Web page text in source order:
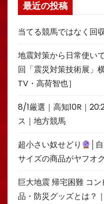
最近の投稿
当てる競馬ではなく回
地震対策から日常使い
回「震災対策技術展」
TV・高荷智也］
8/1厳選｜高知10R｜
ス｜地方競馬
超小さい奴せどり
│
サイズの商品がヤフオ
巨大地震 帰宅困難 コ
品・防災グッズとは？